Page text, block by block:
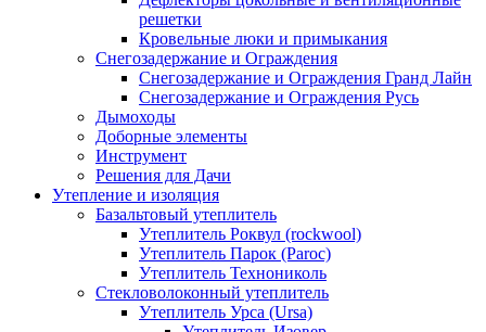
решетки
Кровельные люки и примыкания
Снегозадержание и Ограждения
Снегозадержание и Ограждения Гранд Лайн
Снегозадержание и Ограждения Русь
Дымоходы
Доборные элементы
Инструмент
Решения для Дачи
Утепление и изоляция
Базальтовый утеплитель
Утеплитель Роквул (rockwool)
Утеплитель Парок (Paroc)
Утеплитель Технониколь
Стекловолоконный утеплитель
Утеплитель Урса (Ursa)